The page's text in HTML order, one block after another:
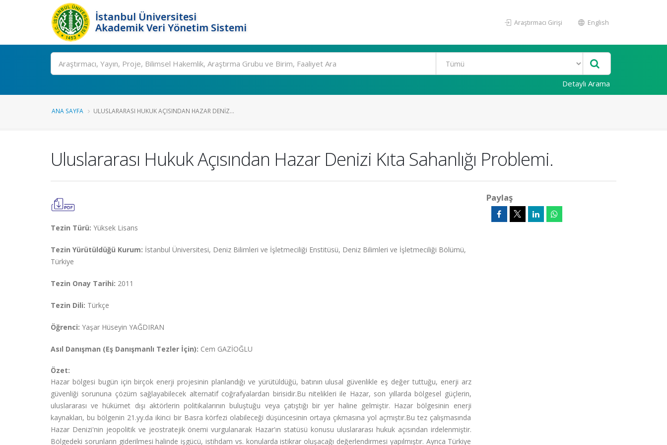
İstanbul Üniversitesi
Akademik Veri Yönetim Sistemi
Araştırmacı Girişi English
Ara
Detaylı Arama
ANA SAYFA ULUSLARARASI HUKUK AÇISINDAN HAZAR DENIZ...
Uluslararası Hukuk Açısından Hazar Denizi Kıta Sahanlığı Problemi.
Tezin Türü: Yüksek Lisans
Tezin Yürütüldüğü Kurum: İstanbul Üniversitesi, Deniz Bilimleri ve İşletmeciliği Enstitüsü, Deniz Bilimleri ve İşletmeciliği Bölümü,
Türkiye
Tezin Onay Tarihi: 2011
Tezin Dili: Türkçe
Öğrenci: Yaşar Hüseyin YAĞDIRAN
Asıl Danışman (Eş Danışmanlı Tezler İçin): Cem GAZİOĞLU
Özet:
Hazar bölgesi bugün için birçok enerji projesinin planlandığı ve yürütüldüğü, batının ulusal güvenlikle eş değer tuttuğu, enerji arz
güvenliği sorununa çözüm sağlayabilecek alternatif coğrafyalardan birisidir.Bu nitelikleri ile Hazar, son yıllarda bölgesel güçlerin,
uluslararası ve hükümet dışı aktörlerin politikalarının buluştuğu veya çatıştığı bir yer haline gelmiştir. Hazar bölgesinin enerji
kaynakları, bu bölgenin 21.yy.da ikinci bir Basra körfezi olabileceği düşüncesinin ortaya çıkmasına yol açmıştır.Bu tez çalışmasında
Hazar Denizi'nin jeopolitik ve jeostratejik önemi vurgulanarak Hazar'ın statüsü konusu uluslararası hukuk açısından irdelenmiştir.
Bölgedeki sorunların giderilmesi halinde işgücü, istihdam vs. konularda istikrar oluşacağı değerlendirmesi yapılmıştır. Ayrıca Türkiye
Paylaş